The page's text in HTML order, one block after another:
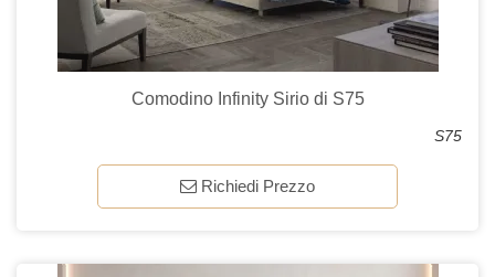
Comodino Infinity Sirio di S75
S75
Richiedi Prezzo